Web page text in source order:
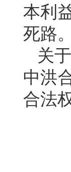
本利
死路。
关
中洪
合法